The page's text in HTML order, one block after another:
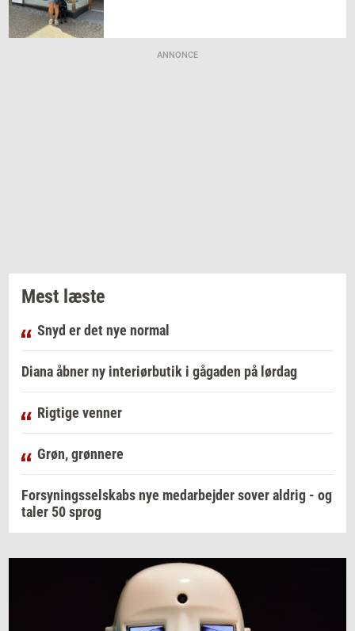
ANNONCE
Mest læste
Snyd er det nye normal
Diana åbner ny interiørbutik i gågaden på lørdag
Rigtige venner
Grøn, grønnere
Forsyningsselskabs nye medarbejder sover aldrig - og
taler 50 sprog